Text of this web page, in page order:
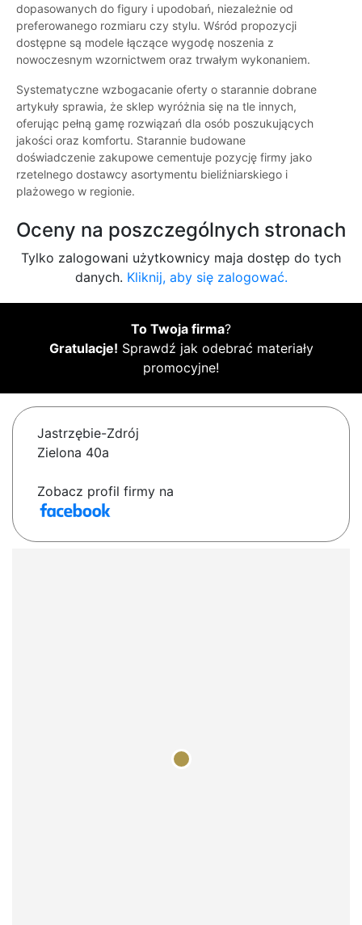
dopasowanych do figury i upodobań, niezależnie od
preferowanego rozmiaru czy stylu. Wśród propozycji
dostępne są modele łączące wygodę noszenia z
nowoczesnym wzornictwem oraz trwałym wykonaniem.
Systematyczne wzbogacanie oferty o starannie dobrane
artykuły sprawia, że sklep wyróżnia się na tle innych,
oferując pełną gamę rozwiązań dla osób poszukujących
jakości oraz komfortu. Starannie budowane
doświadczenie zakupowe cementuje pozycję firmy jako
rzetelnego dostawcy asortymentu bieliźniarskiego i
plażowego w regionie.
Oceny na poszczególnych stronach
Tylko zalogowani użytkownicy maja dostęp do tych
danych. Kliknij, aby się zalogować.
To Twoja firma?
Gratulacje! Sprawdź jak odebrać materiały
promocyjne!
Jastrzębie-Zdrój
Zielona 40a
Zobacz profil firmy na